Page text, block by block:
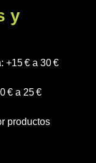
y
+15 € a 30 €
€ a 25 €
productos